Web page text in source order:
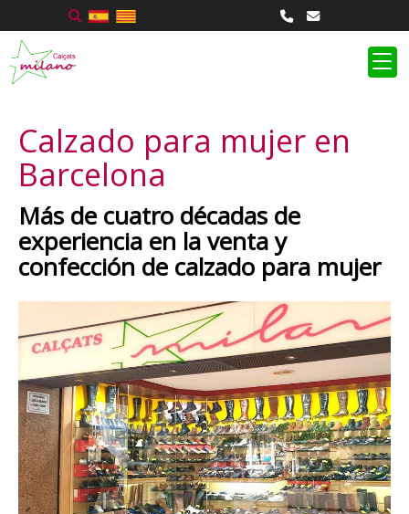
Calzado para mujer en
Barcelona
Más de cuatro décadas de
experiencia en la venta y
confección de calzado para mujer